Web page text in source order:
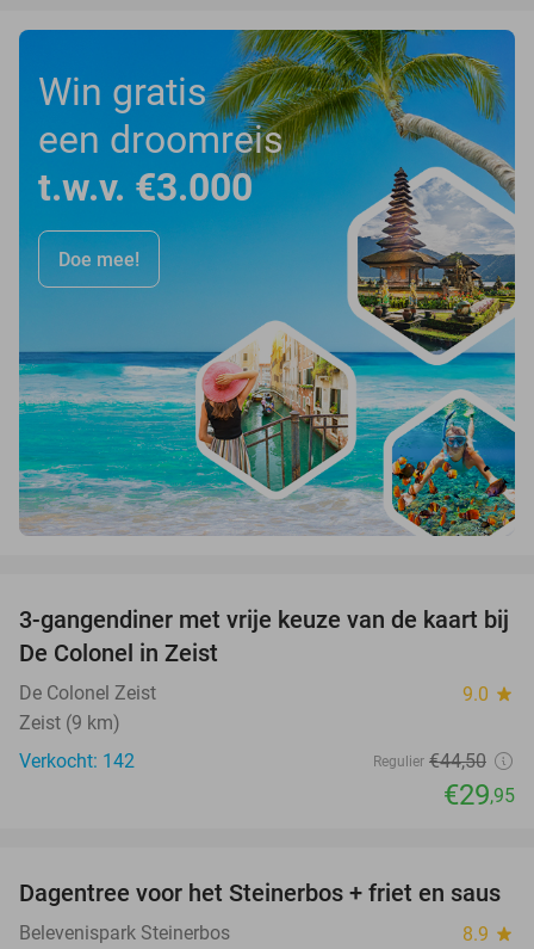
Win gratis
een droomreis
t.w.v. €3.000
Doe mee!
33%
3-gangendiner met vrije keuze van de kaart bij
De Colonel in Zeist
De Colonel Zeist 9.0 star
Zeist (9 km)
Verkocht: 142
Regulier €44,50
€29,95
37%
Dagentree voor het Steinerbos + friet en saus
Belevenispark Steinerbos 8.9 star